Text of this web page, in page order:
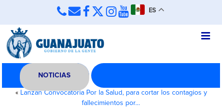
ES
NOTICIAS
« Lanzan Convocatoria Por la Salud, para cortar los contagios y
fallecimientos por…